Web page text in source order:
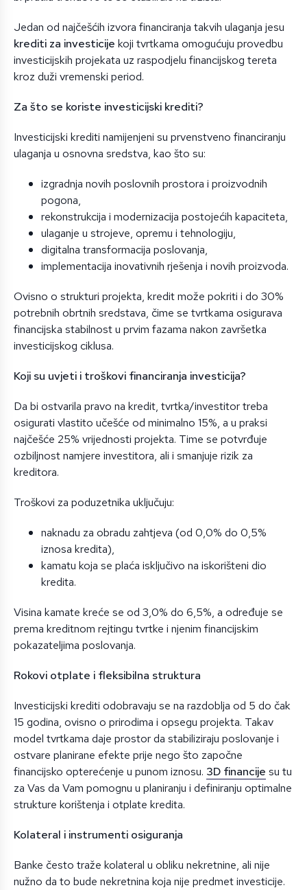
Jedan od najčešćih izvora financiranja takvih ulaganja jesu
krediti za investicije koji tvrtkama omogućuju provedbu
investicijskih projekata uz raspodjelu financijskog tereta
kroz duži vremenski period.
Za što se koriste investicijski krediti?
Investicijski krediti namijenjeni su prvenstveno financiranju
ulaganja u osnovna sredstva, kao što su:
izgradnja novih poslovnih prostora i proizvodnih
pogona,
rekonstrukcija i modernizacija postojećih kapaciteta,
ulaganje u strojeve, opremu i tehnologiju,
digitalna transformacija poslovanja,
implementacija inovativnih rješenja i novih proizvoda.
Ovisno o strukturi projekta, kredit može pokriti i do 30%
potrebnih obrtnih sredstava, čime se tvrtkama osigurava
financijska stabilnost u prvim fazama nakon završetka
investicijskog ciklusa.
Koji su uvjeti i troškovi financiranja investicija?
Da bi ostvarila pravo na kredit, tvrtka/investitor treba
osigurati vlastito učešće od minimalno 15%, a u praksi
najčešće 25% vrijednosti projekta. Time se potvrđuje
ozbiljnost namjere investitora, ali i smanjuje rizik za
kreditora.
Troškovi za poduzetnika uključuju:
naknadu za obradu zahtjeva (od 0,0% do 0,5%
iznosa kredita),
kamatu koja se plaća isključivo na iskorišteni dio
kredita.
Visina kamate kreće se od 3,0% do 6,5%, a određuje se
prema kreditnom rejtingu tvrtke i njenim financijskim
pokazateljima poslovanja.
Rokovi otplate i fleksibilna struktura
Investicijski krediti odobravaju se na razdoblja od 5 do čak
15 godina, ovisno o prirodima i opsegu projekta. Takav
model tvrtkama daje prostor da stabiliziraju poslovanje i
ostvare planirane efekte prije nego što započne
financijsko opterećenje u punom iznosu. 3D financije su tu
za Vas da Vam pomognu u planiranju i definiranju optimalne
strukture korištenja i otplate kredita.
Kolateral i instrumenti osiguranja
Banke često traže kolateral u obliku nekretnine, ali nije
nužno da to bude nekretnina koja nije predmet investicije.